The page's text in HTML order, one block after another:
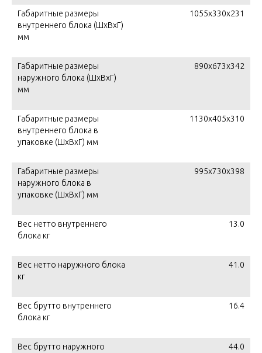
Габаритные размеры
внутреннего блока (ШxВxГ)
мм
1055x330x231
Габаритные размеры
наружного блока (ШxВxГ)
мм
890x673x342
Габаритные размеры
внутреннего блока в
упаковке (ШxВxГ) мм
1130x405x310
Габаритные размеры
наружного блока в
упаковке (ШxВxГ) мм
995x730x398
Вес нетто внутреннего
блока кг
13.0
Вес нетто наружного блока
кг
41.0
Вес брутто внутреннего
блока кг
16.4
Вес брутто наружного
44.0